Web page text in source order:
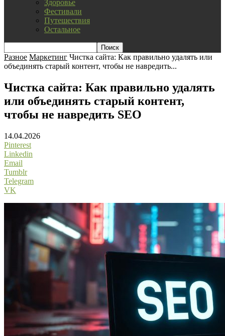
Здоровье
Фестивали
Путешествия
Остальное
Разное Маркетинг Чистка сайта: Как правильно удалять или
объединять старый контент, чтобы не навредить...
Чистка сайта: Как правильно удалять
или объединять старый контент,
чтобы не навредить SEO
14.04.2026
Pinterest
Linkedin
Email
Tumblr
Telegram
VK